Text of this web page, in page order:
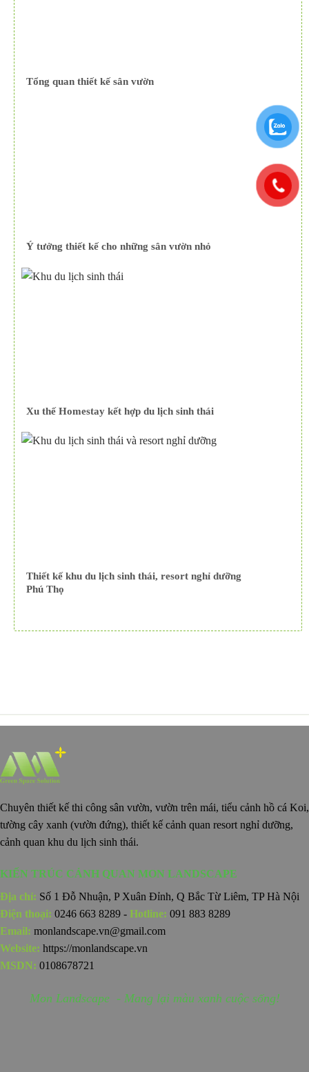
Tổng quan thiết kế sân vườn
Ý tưởng thiết kế cho những sân vườn nhỏ
Xu thế Homestay kết hợp du lịch sinh thái
Thiết kế khu du lịch sinh thái, resort nghỉ dưỡng
Phú Thọ
Chuyên thiết kế thi công sân vườn, vườn trên mái, tiểu cảnh hồ cá Koi,
tường cây xanh (vườn đứng), thiết kế cảnh quan resort nghỉ dưỡng,
cảnh quan khu du lịch sinh thái.
KIẾN TRÚC CẢNH QUAN MON LANDSCAPE
Địa chỉ: Số 1 Đỗ Nhuận, P Xuân Đỉnh, Q Bắc Từ Liêm, TP Hà Nội
Điện thoại: 0246 663 8289 - Hotline: 091 883 8289
Email: monlandscape.vn@gmail.com
Website: https://monlandscape.vn
MSDN: 0108678721
Mon Landscape - Mang lại màu xanh cuộc sống!